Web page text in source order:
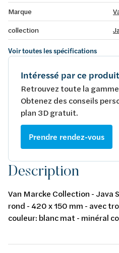
Marque
collection
Voir toutes les spécifications
Intéressé par ce
Retrouvez toute la
Obtenez des conseils
plan 3D gratuit.
Prendre rendez-vous
Description
Van Marcke Collection - Java
rond - 420 x 150 mm - avec
couleur: blanc mat - minéral